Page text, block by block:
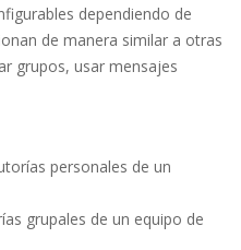
dependiendo de
de manera similar a otras
grupos, usar mensajes
personales de un
grupales de un equipo de